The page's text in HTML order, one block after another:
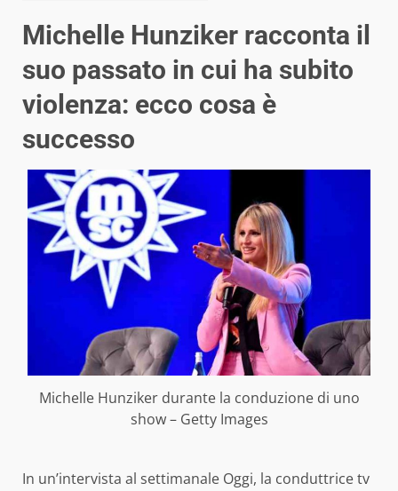
Michelle Hunziker racconta il
suo passato in cui ha subito
violenza: ecco cosa è
successo
Michelle Hunziker durante la conduzione di uno
show – Getty Images
In un’intervista al settimanale Oggi, la conduttrice tv